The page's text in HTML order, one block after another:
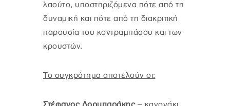
λαούτο, υποστηριζόμενα πότε από τη
δυναμική και πότε από τη διακριτική
παρουσία του κοντραμπάσου και των
κρουστών.
Το συγκρότημα αποτελούν οι: